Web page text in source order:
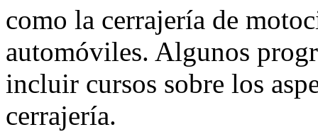
como la cerrajería de
automóviles. Algunos
incluir cursos sobre los
cerrajería.